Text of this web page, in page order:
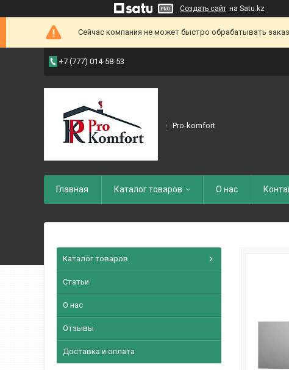
Создать сайт на Satu.kz
Сейчас компания не может быстро обрабатывать
+7 (777) 014-58-53
Pro-komfort
Главная Каталог товаров О нас
Каталог товаров
Статьи
О нас
Отзывы
Доставка и оплата